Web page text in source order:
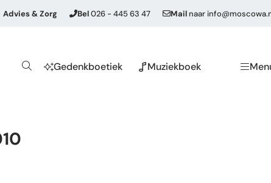
Advies & Zorg Bel026 - 445 63 47 Mail naar
Gedenkboetiek Muziekboek